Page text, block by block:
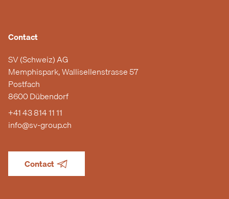
Contact
SV (Schweiz) AG
Memphispark, Wallisellenstrasse 57
Postfach
8600 Dübendorf
+41 43 814 11 11
info@sv-group.ch
Contact